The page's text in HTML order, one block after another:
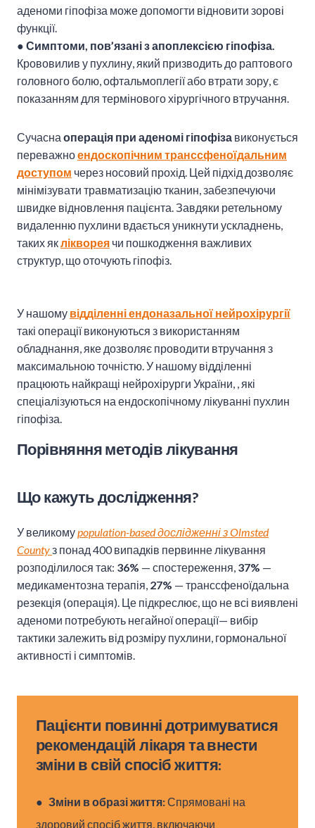
аденоми гіпофіза може допомогти відновити зорові
функції.
● Симптоми, пов’язані з апоплексією гіпофіза.
Крововилив у пухлину, який призводить до раптового
головного болю, офтальмоплегії або втрати зору, є
показанням для термінового хірургічного втручання.
Сучасна операція при аденомі гіпофіза виконується
переважноендоскопічним транссфеноїдальним
доступом через носовий прохід. Цей підхід дозволяє
мінімізувати травматизацію тканин, забезпечуючи
швидке відновлення пацієнта. Завдяки ретельному
видаленню пухлини вдається уникнути ускладнень,
таких як лікворея чи пошкодження важливих
структур, що оточують гіпофіз.
У нашому відділенні ендоназальної нейрохірургії
такі операції виконуються з використанням
обладнання, яке дозволяє проводити втручання з
максимальною точністю. У нашому відділенні
працюють найкращі нейрохірурги України, , які
спеціалізуються на ендоскопічному лікуванні пухлин
гіпофіза.
Порівняння методів лікування
Що кажуть дослідження?
У великомуpopulation-based дослідженні з Olmsted
Countyз понад 400 випадків первинне лікування
розподілилося так: 36% — спостереження, 37% —
медикаментозна терапія, 27% — транссфеноїдальна
резекція (операція). Це підкреслює, що не всі виявлені
аденоми потребують негайної операції— вибір
тактики залежить від розміру пухлини, гормональної
активності і симптомів.
Пацієнти повинні дотримуватися
рекомендацій лікаря та внести
зміни в свій спосіб життя:
● Зміни в образі життя:Спрямовані на
здоровий спосіб життя, включаючи